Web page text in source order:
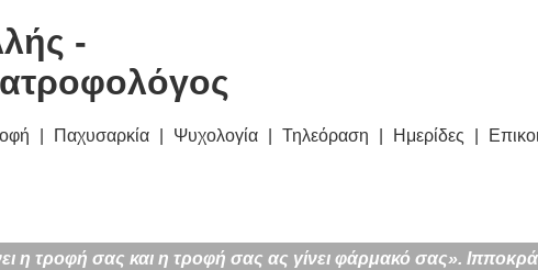
-
Παχυσαρκία Ψυχολογία Τηλεόραση Ημερίδες
η τροφή σας και η τροφή σας ας γίνει φάρμακό σας».